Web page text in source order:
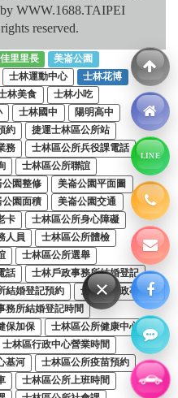
WWW.1688.TAIPEI
reserved.
里里長
美崙公園
士林運動中心
士林花博
林美食
士林小吃
士林國中
陽明高中
約
捷運士林區公所站
務
士林區公所兵役課電話
士林區公所聯誼
公園整修
美崙公園平面圖
公園面積
美崙公園交通
卡
士林區公所身心障礙
人員
士林區公所體檢
士林區公所選舉
話
士林戶政事務所結婚登記
結婚登記預約
士林區戶政事務所
務所結婚登記時間
保加保
士林區公所健康中心
士林區行政中心營業時間
基河
士林區公所疫苗預約
士林區公所上班時間
LINE
×